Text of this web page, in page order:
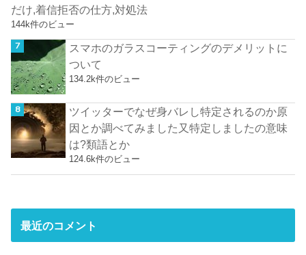
だけ,着信拒否の仕方,対処法
144k件のビュー
スマホのガラスコーティングのデメリットに
ついて
134.2k件のビュー
ツイッターでなぜ身バレし特定されるのか原
因とか調べてみました又特定しましたの意味
は?類語とか
124.6k件のビュー
最近のコメント